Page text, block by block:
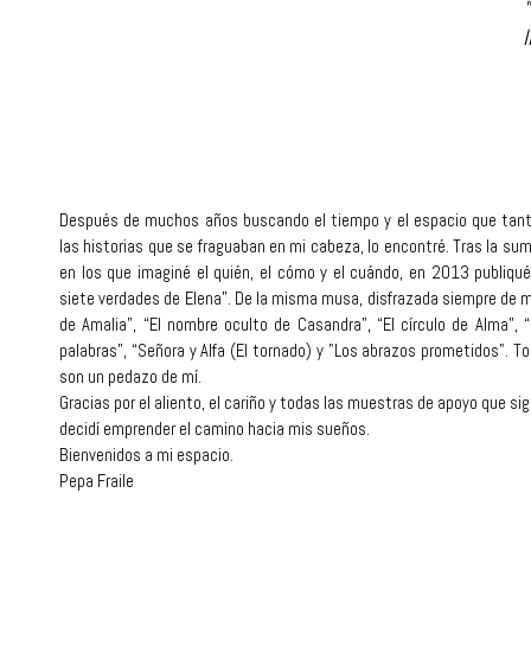
Después de muchos años buscando el tiempo y el espacio que
las historias que se fraguaban en mi cabeza, lo encontré. Tras la
en los que imaginé el quién, el cómo y el cuándo, en 2013
siete verdades de Elena”. De la misma musa, disfrazada siempre de
de Amalia”, “El nombre oculto de Casandra”, “El círculo de
palabras”, “Señora y Alfa (El tornado) y "Los abrazos prometidos".
son un pedazo de mí.
Gracias por el aliento, el cariño y todas las muestras de apoyo que
decidí emprender el camino hacia mis sueños.
Bienvenidos a mi espacio.
Pepa Fraile